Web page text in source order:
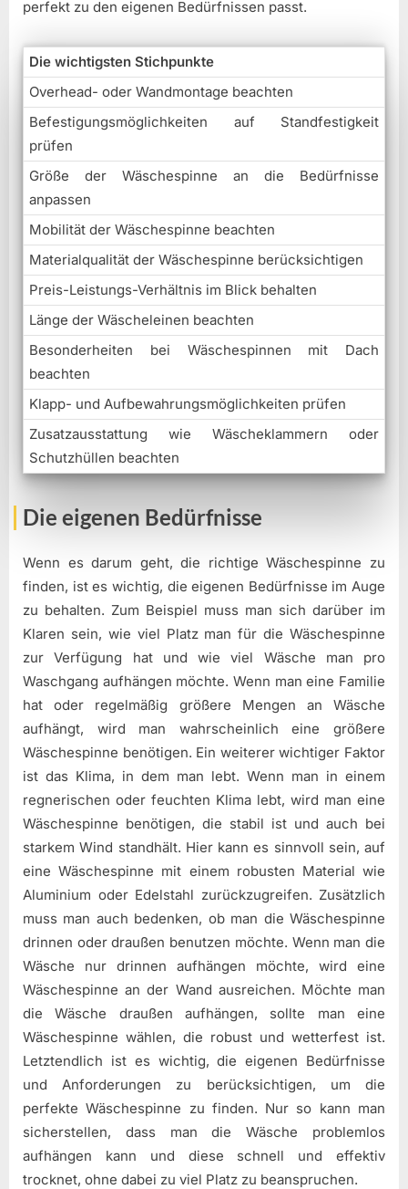
perfekt zu den eigenen Bedürfnissen passt.
Die wichtigsten Stichpunkte
Overhead- oder Wandmontage beachten
Befestigungsmöglichkeiten auf Standfestigkeit
prüfen
Größe der Wäschespinne an die Bedürfnisse
anpassen
Mobilität der Wäschespinne beachten
Materialqualität der Wäschespinne berücksichtigen
Preis-Leistungs-Verhältnis im Blick behalten
Länge der Wäscheleinen beachten
Besonderheiten bei Wäschespinnen mit Dach
beachten
Klapp- und Aufbewahrungsmöglichkeiten prüfen
Zusatzausstattung wie Wäscheklammern oder
Schutzhüllen beachten
Die eigenen Bedürfnisse
Wenn es darum geht, die richtige Wäschespinne zu
finden, ist es wichtig, die eigenen Bedürfnisse im Auge
zu behalten. Zum Beispiel muss man sich darüber im
Klaren sein, wie viel Platz man für die Wäschespinne
zur Verfügung hat und wie viel Wäsche man pro
Waschgang aufhängen möchte. Wenn man eine Familie
hat oder regelmäßig größere Mengen an Wäsche
aufhängt, wird man wahrscheinlich eine größere
Wäschespinne benötigen. Ein weiterer wichtiger Faktor
ist das Klima, in dem man lebt. Wenn man in einem
regnerischen oder feuchten Klima lebt, wird man eine
Wäschespinne benötigen, die stabil ist und auch bei
starkem Wind standhält. Hier kann es sinnvoll sein, auf
eine Wäschespinne mit einem robusten Material wie
Aluminium oder Edelstahl zurückzugreifen. Zusätzlich
muss man auch bedenken, ob man die Wäschespinne
drinnen oder draußen benutzen möchte. Wenn man die
Wäsche nur drinnen aufhängen möchte, wird eine
Wäschespinne an der Wand ausreichen. Möchte man
die Wäsche draußen aufhängen, sollte man eine
Wäschespinne wählen, die robust und wetterfest ist.
Letztendlich ist es wichtig, die eigenen Bedürfnisse
und Anforderungen zu berücksichtigen, um die
perfekte Wäschespinne zu finden. Nur so kann man
sicherstellen, dass man die Wäsche problemlos
aufhängen kann und diese schnell und effektiv
trocknet, ohne dabei zu viel Platz zu beanspruchen.